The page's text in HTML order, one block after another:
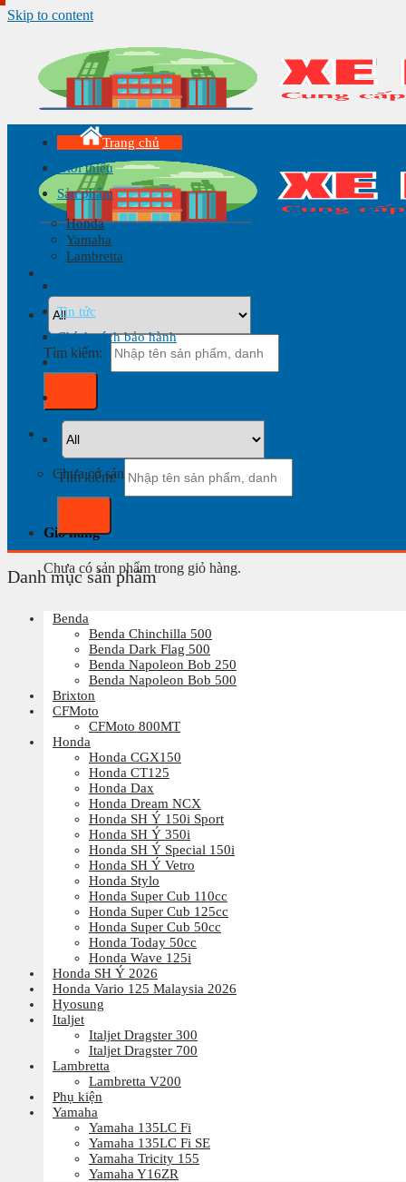
Skip to content
Tìm kiếm:
Giỏ hàng
Chưa có sản phẩm trong giỏ hàng.
Giỏ hàng
Chưa có sản phẩm trong giỏ hàng.
Trang chủ
Giới thiệu
Sản phẩm
Honda
Yamaha
Lambretta
Tin tức
Chính sách bảo hành
Liên hệ
Tìm kiếm:
Danh mục sản phẩm
Benda
Benda Chinchilla 500
Benda Dark Flag 500
Benda Napoleon Bob 250
Benda Napoleon Bob 500
Brixton
CFMoto
CFMoto 800MT
Honda
Honda CGX150
Honda CT125
Honda Dax
Honda Dream NCX
Honda SH Ý 150i Sport
Honda SH Ý 350i
Honda SH Ý Special 150i
Honda SH Ý Vetro
Honda Stylo
Honda Super Cub 110cc
Honda Super Cub 125cc
Honda Super Cub 50cc
Honda Today 50cc
Honda Wave 125i
Honda SH Ý 2026
Honda Vario 125 Malaysia 2026
Hyosung
Italjet
Italjet Dragster 300
Italjet Dragster 700
Lambretta
Lambretta V200
Phụ kiện
Yamaha
Yamaha 135LC Fi
Yamaha 135LC Fi SE
Yamaha Tricity 155
Yamaha Y16ZR